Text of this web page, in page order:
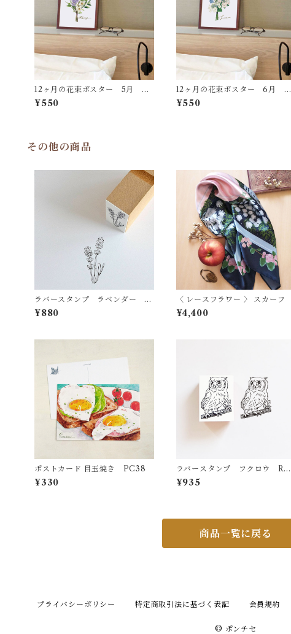
12ヶ月の花束ポスター 5月 AP
26
¥550
12ヶ月の花束ポスター 6月 A
P27
¥550
その他の商品
ラバースタンプ ラベンダー R
S15
¥880
〈 レースフラワー 〉 スカーフ
¥4,400
ポストカード 目玉焼き PC38
¥330
ラバースタンプ フクロウ RS3
4
¥935
商品一覧に戻る
プライバシーポリシー 特定商取引法に基づく表記 会員規約
© ポンチセ